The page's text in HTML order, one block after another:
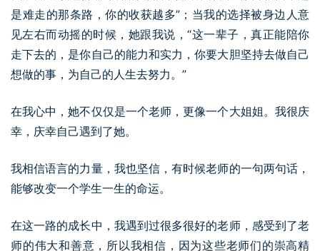
是难走的那条路，你的收获越多”；当我的选择被身边人意
见左右而动摇的时候，她跟我说，“这一辈子，真正能陪你
走下去的，是你自己的能力和实力，你要大胆坚持去做自己
想做的事，为自己的人生去努力。”
在我心中，她不仅仅是一个老师，更像一个大姐姐。我很庆
幸，庆幸自己遇到了她。
我相信语言的力量，我也坚信，有时候老师的一句两句话，
能够改变一个学生一生的命运。
在这一路的成长中，我遇到过很多很好的老师，感受到了老
师的伟大和善意，所以我相信，因为这些老师们的崇高精